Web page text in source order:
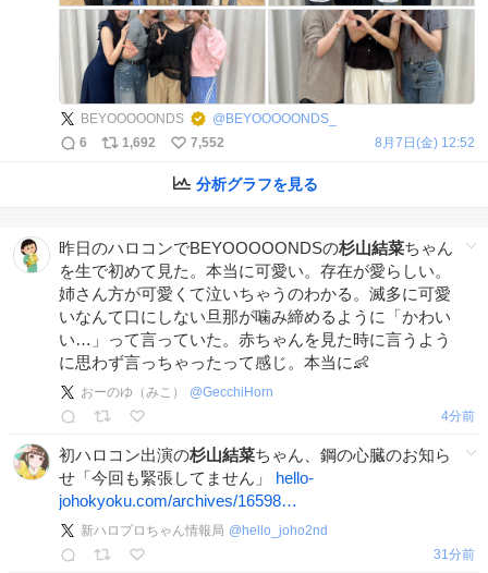
BEYOOOOONDS @ BEYOOOOONDS_
6
1,692 7,552 8月7日(金) 12:52
分析グラフを見る
昨日のハロコンでBEYOOOOONDSの杉山結菜ちゃん
を生で初めて見た。本当に可愛い。存在が愛らしい。
姉さん方が可愛くて泣いちゃうのわかる。滅多に可愛
いなんて口にしない旦那が噛み締めるように「かわい
い…」って言っていた。赤ちゃんを見た時に言うよう
に思わず言っちゃったって感じ。本当に👶
おーのゆ（みこ） @GecchiHorn
4分前
初ハロコン出演の杉山結菜ちゃん、鋼の心臓のお知ら
せ「今回も緊張してません」 hello-
johokyoku.com/archives/16598…
新ハロプロちゃん情報局 @ hello_joho2nd
31分前